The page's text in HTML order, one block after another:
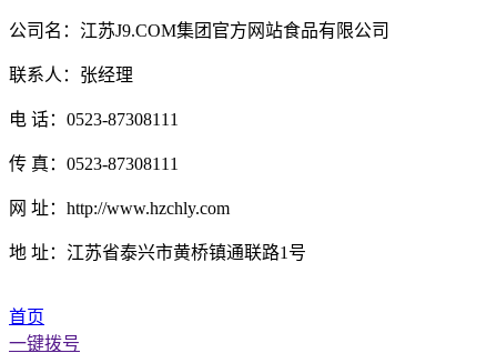
公司名：江苏J9.COM集团官方网站食品有限公司
联系人：张经理
电 话：0523-87308111
传 真：0523-87308111
网 址：http://www.hzchly.com
地 址：江苏省泰兴市黄桥镇通联路1号
首页
一键拨号